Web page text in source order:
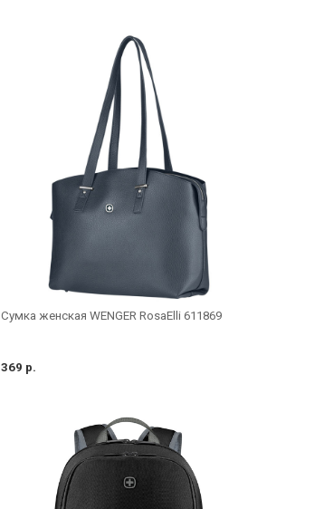
Сумка женская WENGER RosaElli 611869
369 р.